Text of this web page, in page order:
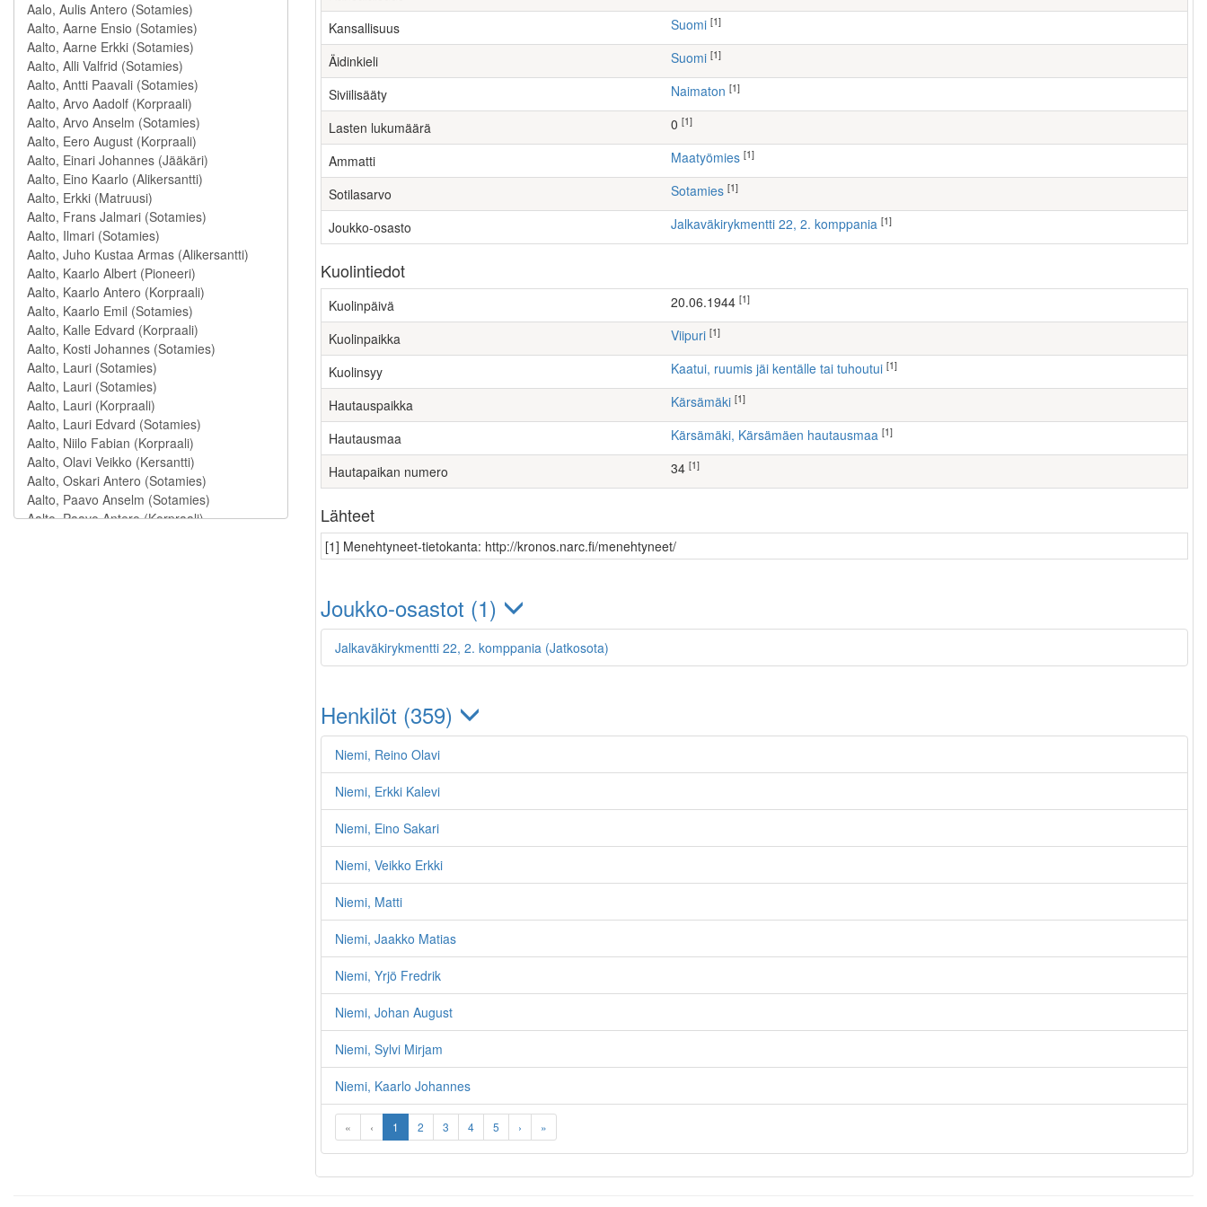
Kansallisuus Suomi [1]
Äidinkieli Suomi [1]
Siviilisääty Naimaton [1]
Lasten lukumäärä [1]
Ammatti maatyömies [1]
Sotilasarvo Sotamies [1]
Joukko-osasto Jalkaväkirykmentti 22, 2. komppania [1]
Kuolintiedot
Kuolinpäivä 20.06.1944 [1]
Kuolinpaikka Viipuri [1]
Kuolinsyy Kaatui, ruumis jäi kentälle tai tuhoutui [1]
Hautauspaikka Kärsämäki [1]
Hautausmaa Kärsämäki, Kärsämäen hautausmaa [1]
Hautapaikan numero 34 [1]
Lähteet
[1] Menehtyneet-tietokanta: http://kronos.narc.fi/menehtyneet/
Joukko-osastot (1)
Jalkaväkirykmentti 22, 2. komppania (Jatkosota)
Henkilöt (359)
Niemi, Reino Olavi
Niemi, Erkki Kalevi
Niemi, Eino Sakari
Niemi, Veikko Erkki
Niemi, Matti
Niemi, Jaakko Matias
Niemi, Yrjö Fredrik
Niemi, Johan August
Niemi, Sylvi Mirjam
Niemi, Kaarlo Johannes
« ‹ 1 2 3 4 5 › »